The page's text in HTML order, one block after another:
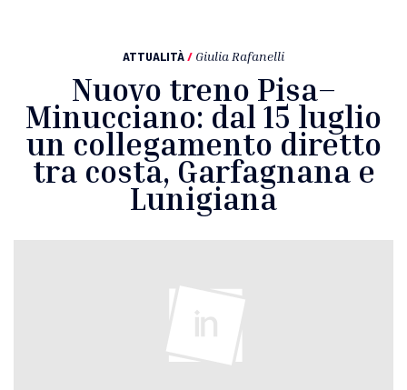
ATTUALITÀ/ Giulia Rafanelli
Nuovo treno Pisa–
Minucciano: dal 15 luglio
un collegamento diretto
tra costa, Garfagnana e
Lunigiana